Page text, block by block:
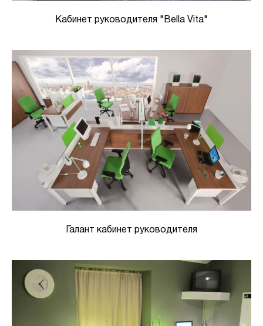
Кабинет руководителя "Bella Vita"
Галант кабинет руководителя